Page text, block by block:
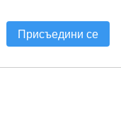
Присъедини се